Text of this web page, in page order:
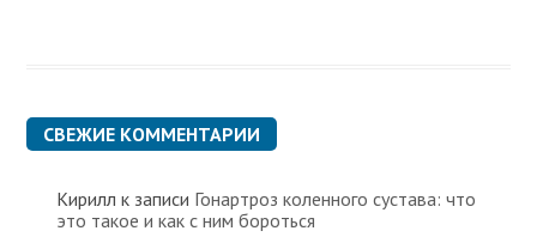
СВЕЖИЕ КОММЕНТАРИИ
Кирилл к записи Гонартроз коленного сустава: что
это такое и как с ним бороться